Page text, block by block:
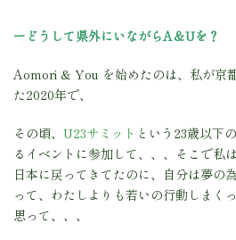
ーどうして県外にいながらA＆Uを？
Aomori & You を始めたのは、私が京
た2020年で、
その頃、 U23サミット という23歳以下
るイベントに参加して、、、そこで私
日本に戻ってきてたのに、自分は夢の
って、わたしよりも若いの行動しまく
思って、、、